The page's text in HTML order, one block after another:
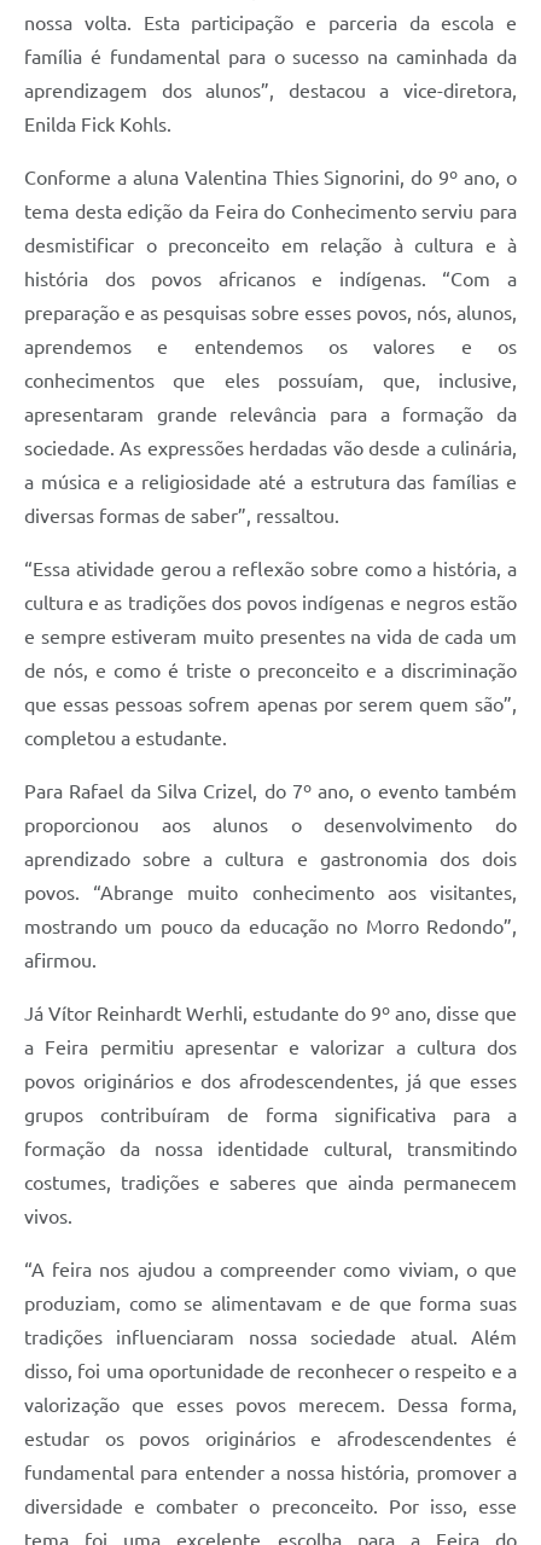
nossa volta. Esta participação e parceria da escola e
família é fundamental para o sucesso na caminhada da
aprendizagem dos alunos”, destacou a vice-diretora,
Enilda Fick Kohls.
Conforme a aluna Valentina Thies Signorini, do 9º ano, o
tema desta edição da Feira do Conhecimento serviu para
desmistificar o preconceito em relação à cultura e à
história dos povos africanos e indígenas. “Com a
preparação e as pesquisas sobre esses povos, nós, alunos,
aprendemos e entendemos os valores e os
conhecimentos que eles possuíam, que, inclusive,
apresentaram grande relevância para a formação da
sociedade. As expressões herdadas vão desde a culinária,
a música e a religiosidade até a estrutura das famílias e
diversas formas de saber”, ressaltou.
“Essa atividade gerou a reflexão sobre como a história, a
cultura e as tradições dos povos indígenas e negros estão
e sempre estiveram muito presentes na vida de cada um
de nós, e como é triste o preconceito e a discriminação
que essas pessoas sofrem apenas por serem quem são”,
completou a estudante.
Para Rafael da Silva Crizel, do 7º ano, o evento também
proporcionou aos alunos o desenvolvimento do
aprendizado sobre a cultura e gastronomia dos dois
povos. “Abrange muito conhecimento aos visitantes,
mostrando um pouco da educação no Morro Redondo”,
afirmou.
Já Vítor Reinhardt Werhli, estudante do 9º ano, disse que
a Feira permitiu apresentar e valorizar a cultura dos
povos originários e dos afrodescendentes, já que esses
grupos contribuíram de forma significativa para a
formação da nossa identidade cultural, transmitindo
costumes, tradições e saberes que ainda permanecem
vivos.
“A feira nos ajudou a compreender como viviam, o que
produziam, como se alimentavam e de que forma suas
tradições influenciaram nossa sociedade atual. Além
disso, foi uma oportunidade de reconhecer o respeito e a
valorização que esses povos merecem. Dessa forma,
estudar os povos originários e afrodescendentes é
fundamental para entender a nossa história, promover a
diversidade e combater o preconceito. Por isso, esse
tema foi uma excelente escolha para a Feira do